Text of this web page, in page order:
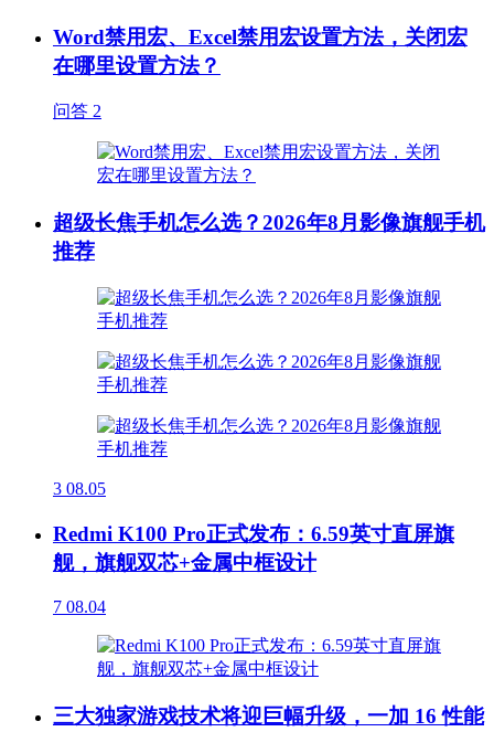
Word禁用宏、Excel禁用宏设置方法，关闭宏
在哪里设置方法？
问答 2
超级长焦手机怎么选？2026年8月影像旗舰手机
推荐
3 08.05
Redmi K100 Pro正式发布：6.59英寸直屏旗
舰，旗舰双芯+金属中框设计
7 08.04
三大独家游戏技术将迎巨幅升级，一加 16 性能